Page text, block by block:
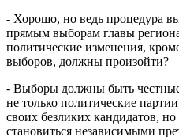
- Хорошо, но ведь процедура
прямым выборам главы
политические изменения,
выборов, должны произойти?
- Выборы должны быть
не только политические
своих безликих кандидатов,
становиться независимыми